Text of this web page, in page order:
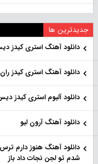
جدیدترین ها
دانلود آهنگ استری کیدز
دانلود آهنگ استری کیدز
دانلود آلبوم استری کیدز
دانلود آهنگ آرون لیو
دانلود آهنگ هنو‌ز دارم
شدم تو لجن نجات داد باز